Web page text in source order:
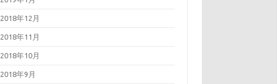
2018年12月
2018年11月
2018年10月
2018年9月